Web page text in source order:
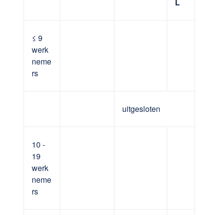
L
≤ 9
werk
neme
rs
uitgesloten
10 -
19
werk
neme
rs